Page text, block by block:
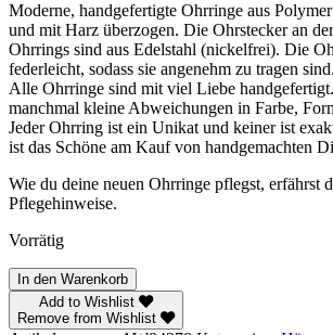
Moderne, handgefertigte Ohrringe aus
und mit Harz überzogen. Die Ohrstecker an
Ohrrings sind aus Edelstahl (nickelfrei). Die
federleicht, sodass sie angenehm zu tragen sind.
Alle Ohrringe sind mit viel Liebe
manchmal kleine Abweichungen in Farbe,
Jeder Ohrring ist ein Unikat und keiner ist
ist das Schöne am Kauf von handgemachten
Wie du deine neuen Ohrringe pflegst, erfährst
Pflegehinweise.
Vorrätig
Red
vibes
In den Warenkorb
Add to Wishlist
Remove from Wishlist